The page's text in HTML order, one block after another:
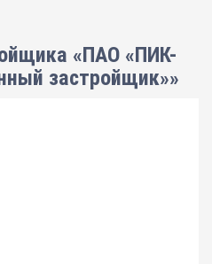
«ПАО «ПИК-
застройщик»»